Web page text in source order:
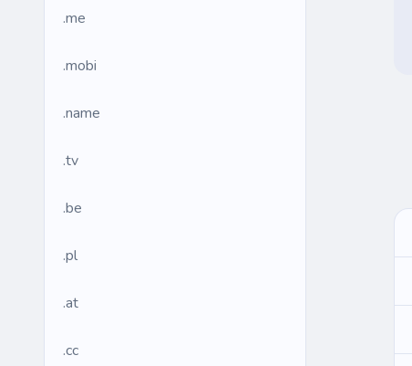
.me
.mobi
.name
.tv
.be
.pl
.at
.cc